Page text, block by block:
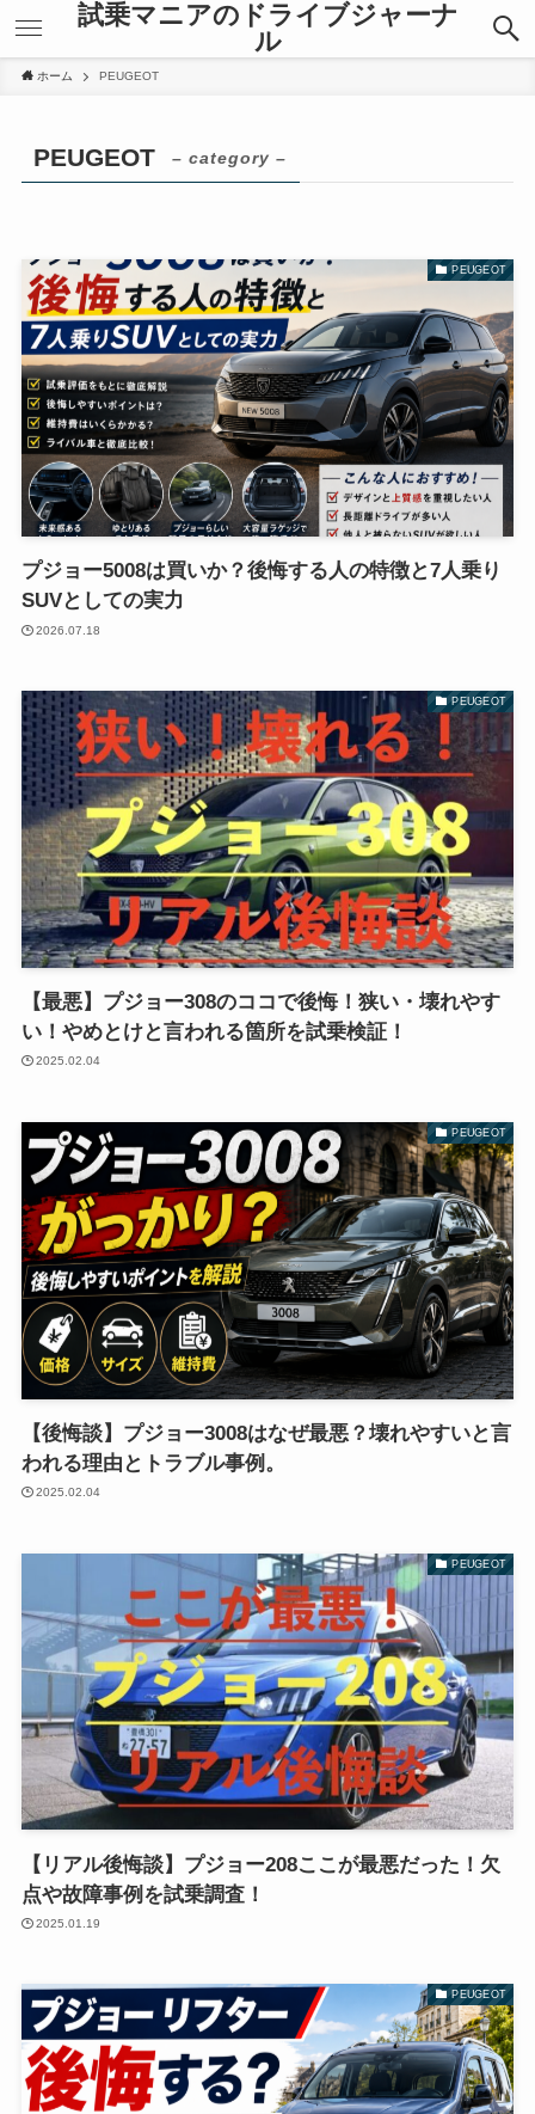
試乗マニアのドライブジャーナ
ル
ホーム PEUGEOT
PEUGEOT – category –
PEUGEOT
プジョー5008は買いか？後悔する人の特徴と7人乗り
SUVとしての実力
2026.07.18
PEUGEOT
【最悪】プジョー308のココで後悔！狭い・壊れやす
い！やめとけと言われる箇所を試乗検証！
2025.02.04
PEUGEOT
【後悔談】プジョー3008はなぜ最悪？壊れやすいと言
われる理由とトラブル事例。
2025.02.04
PEUGEOT
【リアル後悔談】プジョー208ここが最悪だった！欠
点や故障事例を試乗調査！
2025.01.19
PEUGEOT